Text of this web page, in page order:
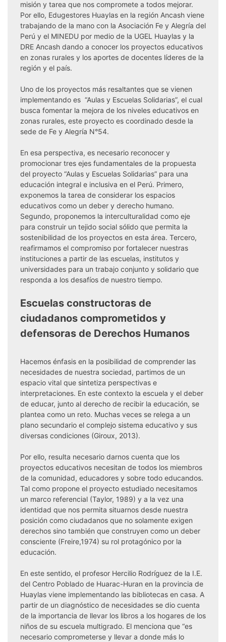
misión y tarea que nos compromete a todos mejorar.
Por ello, Edugestores Huaylas en la región Ancash viene
trabajando de la mano con la Asociación Fe y Alegría del
Perú y el MINEDU por medio de la UGEL Huaylas y la
DRE Ancash dando a conocer los proyectos educativos
en zonas rurales y los aportes de docentes líderes de la
región y el país.
Uno de los proyectos más resaltantes que se vienen
implementando es “Aulas y Escuelas Solidarias”, el cual
busca fomentar la mejora de los niveles educativos en
zonas rurales, este proyecto es coordinado desde la
sede de Fe y Alegría N°54.
En esa perspectiva, es necesario reconocer y
promocionar tres ejes fundamentales de la propuesta
del proyecto “Aulas y Escuelas Solidarias” para una
educación integral e inclusiva en el Perú. Primero,
exponemos la tarea de considerar los espacios
educativos como un deber y derecho humano.
Segundo, proponemos la interculturalidad como eje
para construir un tejido social sólido que permita la
sostenibilidad de los proyectos en esta área. Tercero,
reafirmamos el compromiso por fortalecer nuestras
instituciones a partir de las escuelas, institutos y
universidades para un trabajo conjunto y solidario que
responda a los desafíos de nuestro tiempo.
Escuelas constructoras de
ciudadanos comprometidos y
defensoras de Derechos Humanos
Hacemos énfasis en la posibilidad de comprender las
necesidades de nuestra sociedad, partimos de un
espacio vital que sintetiza perspectivas e
interpretaciones. En este contexto la escuela y el deber
de educar, junto al derecho de recibir la educación, se
plantea como un reto. Muchas veces se relega a un
plano secundario el complejo sistema educativo y sus
diversas condiciones (Giroux, 2013).
Por ello, resulta necesario darnos cuenta que los
proyectos educativos necesitan de todos los miembros
de la comunidad, educadores y sobre todo educandos.
Tal como propone el proyecto estudiado necesitamos
un marco referencial (Taylor, 1989) y a la vez una
identidad que nos permita situarnos desde nuestra
posición como ciudadanos que no solamente exigen
derechos sino también que construyen como un deber
consciente (Freire,1974) su rol protagónico por la
educación.
En este sentido, el profesor Hercilio Rodríguez de la I.E.
del Centro Poblado de Huarac-Huran en la provincia de
Huaylas viene implementando las bibliotecas en casa. A
partir de un diagnóstico de necesidades se dio cuenta
de la importancia de llevar los libros a los hogares de los
niños de su escuela multigrado. El menciona que “es
necesario comprometerse y llevar a donde más lo